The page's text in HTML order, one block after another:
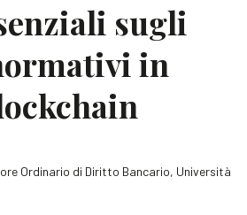
sugli
in
Ordinario di Diritto Bancario, Università